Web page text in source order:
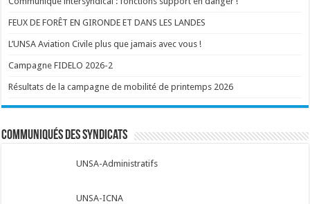
FEUX DE FORÊT EN GIRONDE ET DANS LES LANDES
L’UNSA Aviation Civile plus que jamais avec vous !
Campagne FIDELO 2026-2
Résultats de la campagne de mobilité de printemps 2026
Communiqués des syndicats
UNSA-Administratifs
UNSA-ICNA